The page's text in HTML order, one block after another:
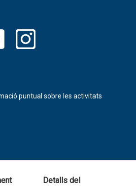
puntual sobre les activitats
Detalls del